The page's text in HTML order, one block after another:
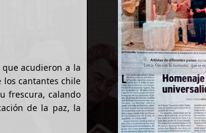
acudieron a la
los cantantes chile
frescura, calando
de la paz, la